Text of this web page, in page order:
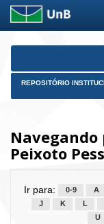
Skip
REPOSITÓRIO
Navegando
Peixoto
Ir para: 0-9 A
J
K L
U